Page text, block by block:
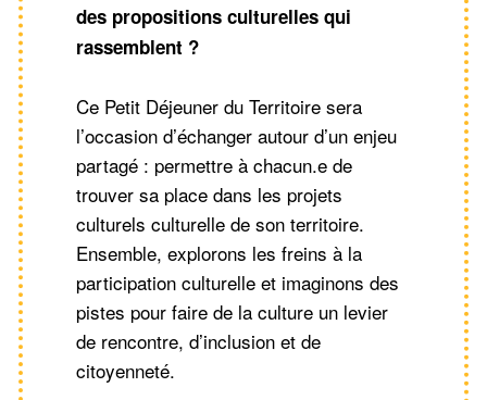
des propositions culturelles qui
rassemblent ?
Ce Petit Déjeuner du Territoire sera
l’occasion d’échanger autour d’un enjeu
partagé : permettre à chacun.e de
trouver sa place dans les projets
culturels culturelle de son territoire.
Ensemble, explorons les freins à la
participation culturelle et imaginons des
pistes pour faire de la culture un levier
de rencontre, d’inclusion et de
citoyenneté.